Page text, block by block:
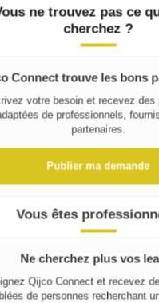
jardin neuves
ne trouvez pas ce
cherchez ?
Connect trouve les bons
votre besoin et recevez des
de professionnels,
partenaires.
Publier ma demande
Vous êtes
Ne cherchez plus vos
Qijco Connect et recevez
de personnes recherchant